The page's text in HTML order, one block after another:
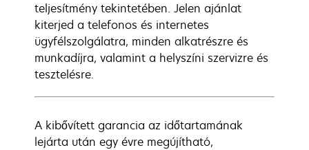
teljesítmény tekintetében. Jelen ajánlat
kiterjed a telefonos és internetes
ügyfélszolgálatra, minden alkatrészre és
munkadíjra, valamint a helyszíni szervizre és
tesztelésre.
A kibővített garancia az időtartamának
lejárta után egy évre megújítható,